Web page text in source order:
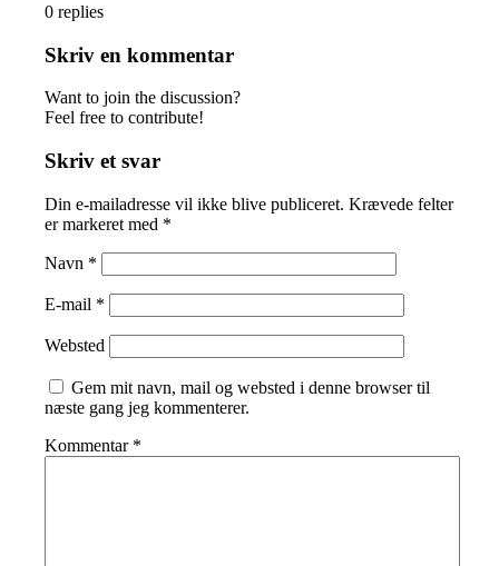
0 replies
Skriv en kommentar
Want to join the discussion?
Feel free to contribute!
Skriv et svar
Din e-mailadresse vil ikke blive publiceret. Krævede felter
er markeret med *
Navn *
E-mail *
Websted
Gem mit navn, mail og websted i denne browser til
næste gang jeg kommenterer.
Kommentar *